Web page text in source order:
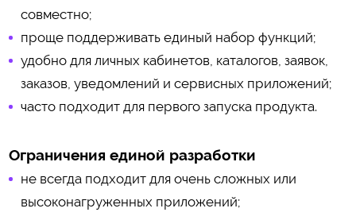
совместно;
проще поддерживать единый набор функций;
удобно для личных кабинетов, каталогов, заявок,
заказов, уведомлений и сервисных приложений;
часто подходит для первого запуска продукта.
Ограничения единой разработки
не всегда подходит для очень сложных или
высоконагруженных приложений;